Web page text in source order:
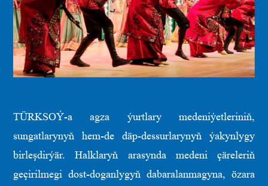
TÜRKSOÝ-a agza ýurtlary medeniýetleriniň,
sungatlarynyň hem-de däp-dessurlarynyň ýakynlygy
birleşdirýär. Halklaryň arasynda medeni çäreleriň
geçirilmegi dost-doganlygyň dabaralanmagyna, özara